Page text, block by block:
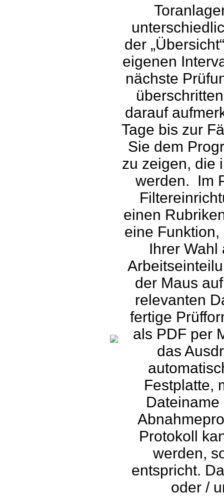
der
eigenen
nächste
darauf
Tage bis zur
Sie dem
zu zeigen, die
werden. Im
einen
eine
Ihrer Wahl
der Maus
relevanten
fertige
als PDF per
das
Festplatte,
Protokoll
werden,
entspricht.
oder /